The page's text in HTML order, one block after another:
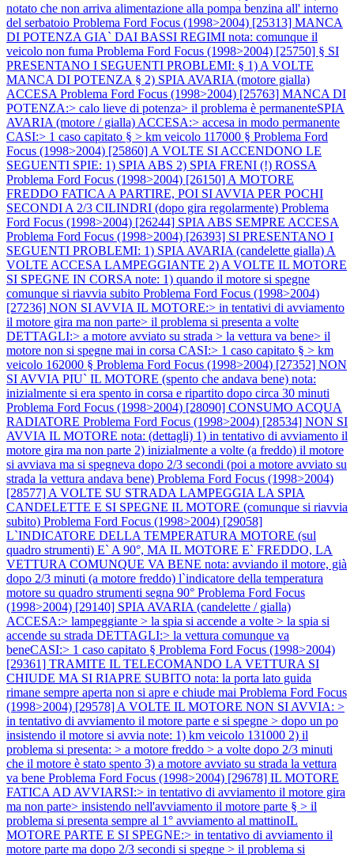
notato che non arriva alimentazione alla pompa benzina all' interno
del serbatoio Problema Ford Focus (1998>2004) [25313] MANCA
DI POTENZA GIA` DAI BASSI REGIMI nota: comunque il
veicolo non fuma Problema Ford Focus (1998>2004) [25750] § SI
PRESENTANO I SEGUENTI PROBLEMI: § 1) A VOLTE
MANCA DI POTENZA § 2) SPIA AVARIA (motore gialla)
ACCESA Problema Ford Focus (1998>2004) [25763] MANCA DI
POTENZA:> calo lieve di potenza> il problema è permanenteSPIA
AVARIA (motore / gialla) ACCESA:> accesa in modo permanente
CASI:> 1 caso capitato § > km veicolo 117000 § Problema Ford
Focus (1998>2004) [25860] A VOLTE SI ACCENDONO LE
SEGUENTI SPIE: 1) SPIA ABS 2) SPIA FRENI (!) ROSSA
Problema Ford Focus (1998>2004) [26150] A MOTORE
FREDDO FATICA A PARTIRE, POI SI AVVIA PER POCHI
SECONDI A 2/3 CILINDRI (dopo gira regolarmente) Problema
Ford Focus (1998>2004) [26244] SPIA ABS SEMPRE ACCESA
Problema Ford Focus (1998>2004) [26393] SI PRESENTANO I
SEGUENTI PROBLEMI: 1) SPIA AVARIA (candelette gialla) A
VOLTE ACCESA LAMPEGGIANTE 2) A VOLTE IL MOTORE
SI SPEGNE IN CORSA note: 1) quando il motore si spegne
comunque si riavvia subito Problema Ford Focus (1998>2004)
[27236] NON SI AVVIA IL MOTORE:> in tentativi di avviamento
il motore gira ma non parte> il problema si presenta a volte
DETTAGLI:> a motore avviato su strada > la vettura va bene> il
motore non si spegne mai in corsa CASI:> 1 caso capitato § > km
veicolo 162000 § Problema Ford Focus (1998>2004) [27352] NON
SI AVVIA PIU` IL MOTORE (spento che andava bene) nota:
inizialmente si era spento in corsa e ripartito dopo circa 30 minuti
Problema Ford Focus (1998>2004) [28090] CONSUMO ACQUA
RADIATORE Problema Ford Focus (1998>2004) [28534] NON SI
AVVIA IL MOTORE nota: (dettagli) 1) in tentativo di avviamento il
motore gira ma non parte 2) inizialmente a volte (a freddo) il motore
si avviava ma si spegneva dopo 2/3 secondi (poi a motore avviato su
strada la vettura andava bene) Problema Ford Focus (1998>2004)
[28577] A VOLTE SU STRADA LAMPEGGIA LA SPIA
CANDELETTE E SI SPEGNE IL MOTORE (comunque si riavvia
subito) Problema Ford Focus (1998>2004) [29058]
L`INDICATORE DELLA TEMPERATURA MOTORE (sul
quadro strumenti) E` A 90°, MA IL MOTORE E` FREDDO, LA
VETTURA COMUNQUE VA BENE nota: avviando il motore, già
dopo 2/3 minuti (a motore freddo) l`indicatore della temperatura
motore su quadro strumenti segna 90° Problema Ford Focus
(1998>2004) [29140] SPIA AVARIA (candelette / gialla)
ACCESA:> lampeggiante > la spia si accende a volte > la spia si
accende su strada DETTAGLI:> la vettura comunque va
beneCASI:> 1 caso capitato § Problema Ford Focus (1998>2004)
[29361] TRAMITE IL TELECOMANDO LA VETTURA SI
CHIUDE MA SI RIAPRE SUBITO nota: la porta lato guida
rimane sempre aperta non si apre e chiude mai Problema Ford Focus
(1998>2004) [29578] A VOLTE IL MOTORE NON SI AVVIA: >
in tentativo di avviamento il motore parte e si spegne > dopo un po
insistendo il motore si avvia note: 1) km veicolo 131000 2) il
problema si presenta: > a motore freddo > a volte dopo 2/3 minuti
che il motore è stato spento 3) a motore avviato su strada la vettura
va bene Problema Ford Focus (1998>2004) [29678] IL MOTORE
FATICA AD AVVIARSI:> in tentativo di avviamento il motore gira
ma non parte> insistendo nell'avviamento il motore parte § > il
problema si presenta sempre al 1° avviamento al mattinoIL
MOTORE PARTE E SI SPEGNE:> in tentativo di avviamento il
motore parte ma dopo 2/3 secondi si spegne > il problema si